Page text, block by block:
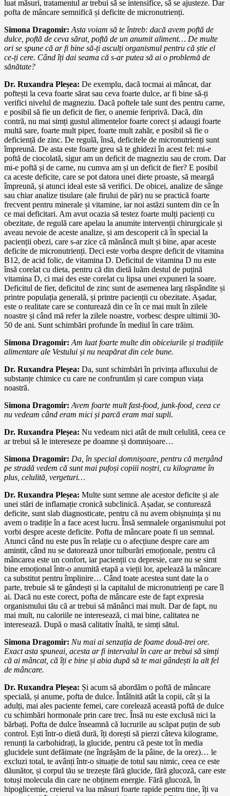
luat măsuri, tratamentul ar trebui să se intensifice, să se ajusteze. Dar
pofta de mâncare semnifică și deficite de micronutrienți.
Simona Dragomir: Asta voiam să te întreb: dacă avem poftă de
dulce, poftă de ceva sărat, poftă de un anumit aliment… De multe
ori se spune că ar fi bine să-ți asculți organismul pentru că știe el
ce-ți cere. Când îți dai seama că s-ar putea să ai o problemă de
sănătate?
Dr. Ruxandra Pleșea: De exemplu, dacă tocmai ai mâncat, dar
poftești la ceva foarte sărat sau ceva foarte dulce, ar fi bine să-ți
verifici nivelul de magneziu. Dacă poftele tale sunt des pentru carne,
e posibil să fie un deficit de fier, o anemie feriprivă. Dacă, din
contră, nu mai simți gustul alimentelor foarte corect și adaugi foarte
multă sare, foarte mult piper, foarte mult zahăr, e posibil să fie o
deficiență de zinc. De regulă, însă, deficitele de micronutrienți sunt
împreună. De asta este foarte greu să te ghidezi în acest fel: mi-e
poftă de ciocolată, sigur am un deficit de magneziu sau de crom. Dar
mi-e poftă și de carne, nu cumva am și un deficit de fier? E posibil
ca aceste deficite, care se pot datora unei diete proaste, să meargă
împreună, și atunci ideal este să verifici. De obicei, analize de sânge
sau chiar analize tisulare (ale firului de păr) nu se practică foarte
frecvent pentru minerale și vitamine, iar noi astăzi suntem din ce în
ce mai deficitari. Am avut ocazia să testez foarte mulți pacienți cu
obezitate, de regulă care apelau la anumite intervenții chirurgicale și
aveau nevoie de aceste analize, și am descoperit că în special la
pacienții obezi, care s-ar zice că mănâncă mult și bine, apar aceste
deficite de micronutrienți. Deci este vorba despre deficit de vitamina
B12, de acid folic, de vitamina D. Deficitul de vitamina D nu este
însă corelat cu dieta, pentru că din dietă luăm destul de puțină
vitamina D, ci mai des este corelat cu lipsa unei expuneri la soare.
Deficitul de fier, deficitul de zinc sunt de asemenea larg răspândite și
printre populația generală, și printre pacienții cu obezitate. Așadar,
este o realitate care se conturează din ce în ce mai mult în zilele
noastre și când mă refer la zilele noastre, vorbesc despre ultimii 30-
50 de ani. Sunt schimbări profunde în mediul în care trăim.
Simona Dragomir: Am luat foarte multe din obiceiurile și tradițiile
alimentare ale Vestului și nu neapărat din cele bune.
Dr. Ruxandra Pleșea: Da, sunt schimbări în privința afluxului de
substanțe chimice cu care ne confruntăm și care compun viața
noastră.
Simona Dragomir: Avem foarte mult fast-food, junk-food, ceea ce
nu vedeam când eram mici și parcă eram mai supli.
Dr. Ruxandra Pleșea: Nu vedeam nici atât de mult celulită, ceea ce
ar trebui să le intereseze pe doamne și domnișoare…
Simona Dragomir: Da, în special domnișoare, pentru că mergând
pe stradă vedem că sunt mai pufoși copiii noștri, cu kilograme în
plus, celulită, vergeturi…
Dr. Ruxandra Pleșea: Multe sunt semne ale acestor deficite și ale
unei stări de inflamație cronică subclinică. Așadar, se conturează
deficite, sunt slab diagnosticate, pentru că nu avem obișnuința și nu
avem o tradiție în a face acest lucru. Însă semnalele organismului pot
vorbi despre aceste deficite. Pofta de mâncare poate fi un semnal.
Atunci când nu este pus în relație cu o afecțiune despre care am
amintit, când nu se datorează unor tulburări emoționale, pentru că
mâncarea este un confort, iar pacienții cu depresie, care nu se simt
bine emoțional într-o anumită etapă a vieții lor, apelează la mâncare
ca substitut pentru împlinire… Când toate acestea sunt date la o
parte, trebuie să te gândești și la capitalul de micronutrienți pe care îl
ai. Dacă nu este corect, pofta de mâncare este de fapt expresia
organismului tău că ar trebui să mănânci mai mult. Dar de fapt, nu
mai mult, nu caloriile ne interesează, ci mai bine, calitatea ne
interesează. După o masă calitativ înaltă, te simți sătul.
Simona Dragomir: Nu mai ai senzația de foame două-trei ore.
Exact asta spuneai, acesta ar fi intervalul în care ar trebui să simți
că ai mâncat, că îți e bine și abia după să te mai gândești la alt fel
de mâncare.
Dr. Ruxandra Pleșea: Și acum să abordăm o poftă de mâncare
specială, și anume, pofta de dulce. Întâlnită atât la copii, cât și la
adulți, mai ales paciente femei, care corelează această poftă de dulce
cu schimbări hormonale prin care trec. Însă nu este exclusă nici la
bărbați. Pofta de dulce înseamnă că lucrurile au scăpat puțin de sub
control. Ești într-o dietă dură, îți dorești să pierzi câteva kilograme,
renunți la carbohidrați, la glucide, pentru că peste tot în media
glucidele sunt defăimate (ne îngrășăm de la pâine, de la orez)… le
excluzi total, te avânți într-o situație de totul sau nimic, ceea ce este
dăunător, și corpul tău se trezește fără glucide, fără glucoză, care este
totuși molecula din care ne obținem energie. Fără glucoză, în
hipoglicemie, creierul va lua măsuri foarte rapide pentru tine, îți va